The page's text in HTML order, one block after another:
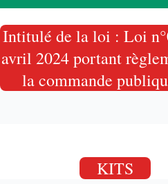
Intitulé de la loi : Loi
avril 2024 portant
la commande
KITS